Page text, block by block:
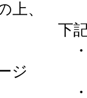
上、
下記いず
・
ジ
・
Eating-